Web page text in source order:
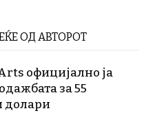
ОД АВТОРОТ
официјално ја
за 55
долари